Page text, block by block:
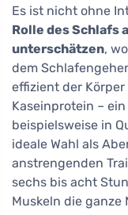
Es ist nicht ohne
Rolle des Schlafs
unterschätzen,
dem
effizient der
Kaseinprotein –
beispielsweise in
ideale Wahl als
anstrengenden
sechs bis acht
Muskeln die ganze